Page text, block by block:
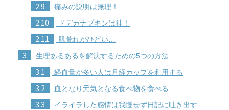
2.9 痛みの説明は無理！
2.10 ドデカナプキンは神！
2.11 肌荒れがひどい…
3 生理あるあるを解決するための5つの方法
3.1 経血量が多い人は月経カップを利用する
3.2 血となり元気となる食べ物を食べる
3.3 イライラした感情は我慢せず日記に吐き出す